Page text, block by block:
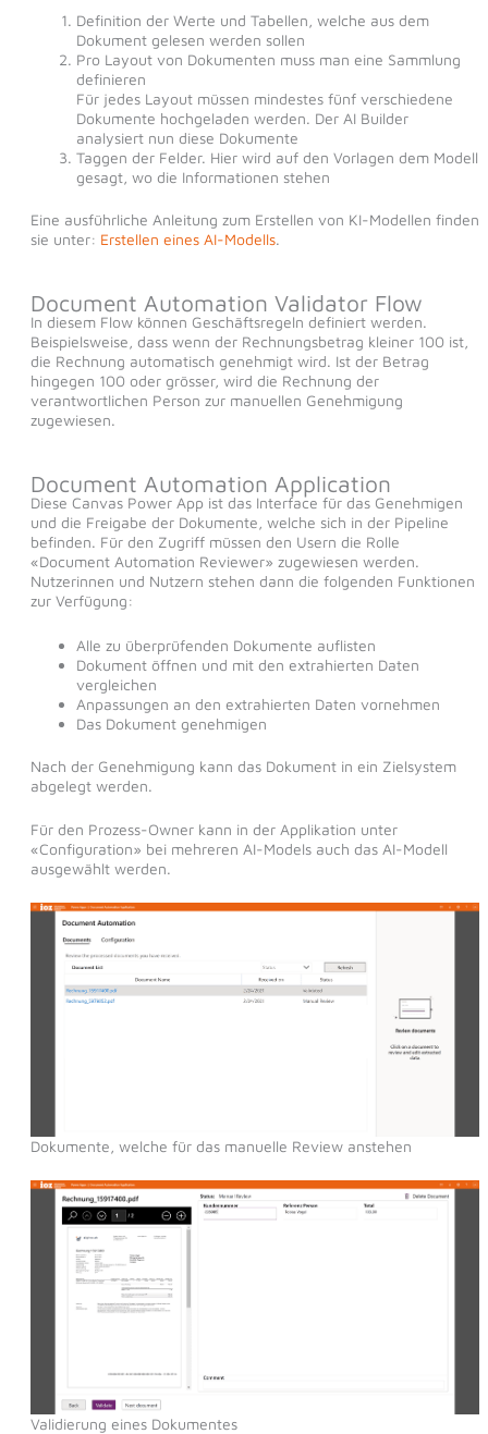
Definition der Werte und Tabellen, welche aus dem
Dokument gelesen werden sollen
Pro Layout von Dokumenten muss man eine Sammlung
definieren
Für jedes Layout müssen mindestes fünf verschiedene
Dokumente hochgeladen werden. Der AI Builder
analysiert nun diese Dokumente
Taggen der Felder. Hier wird auf den Vorlagen dem Modell
gesagt, wo die Informationen stehen
Eine ausführliche Anleitung zum Erstellen von KI-Modellen finden
sie unter: Erstellen eines AI-Modells.
Document Automation Validator Flow
In diesem Flow können Geschäftsregeln definiert werden.
Beispielsweise, dass wenn der Rechnungsbetrag kleiner 100 ist,
die Rechnung automatisch genehmigt wird. Ist der Betrag
hingegen 100 oder grösser, wird die Rechnung der
verantwortlichen Person zur manuellen Genehmigung
zugewiesen.
Document Automation Application
Diese Canvas Power App ist das Interface für das Genehmigen
und die Freigabe der Dokumente, welche sich in der Pipeline
befinden. Für den Zugriff müssen den Usern die Rolle
«Document Automation Reviewer» zugewiesen werden.
Nutzerinnen und Nutzern stehen dann die folgenden Funktionen
zur Verfügung:
Alle zu überprüfenden Dokumente auflisten
Dokument öffnen und mit den extrahierten Daten
vergleichen
Anpassungen an den extrahierten Daten vornehmen
Das Dokument genehmigen
Nach der Genehmigung kann das Dokument in ein Zielsystem
abgelegt werden.
Für den Prozess-Owner kann in der Applikation unter
«Configuration» bei mehreren AI-Models auch das AI-Modell
ausgewählt werden.
Dokumente, welche für das manuelle Review anstehen
Validierung eines Dokumentes